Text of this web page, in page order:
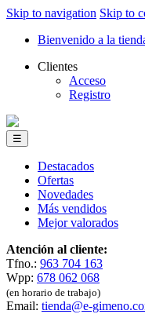
Skip to navigation Skip to
Bienvenido a la
Clientes
Acceso
Registro
☰
Destacados
Ofertas
Novedades
Más vendidos
Mejor valorados
Atención al cliente:
Tfno.: 963 704 163
Wpp: 678 062 068
(en horario de trabajo)
Email: tienda@e-